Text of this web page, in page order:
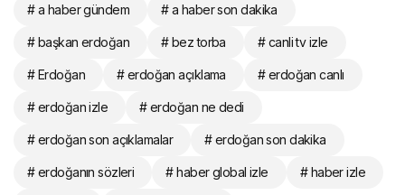
# a haber gündem # a haber son dakika
# başkan erdoğan # bez torba # canli tv izle
# Erdoğan # erdoğan açıklama # erdoğan canlı
# erdoğan izle # erdoğan ne dedi
# erdoğan son açıklamalar # erdoğan son dakika
# erdoğanın sözleri # haber global izle # haber izle